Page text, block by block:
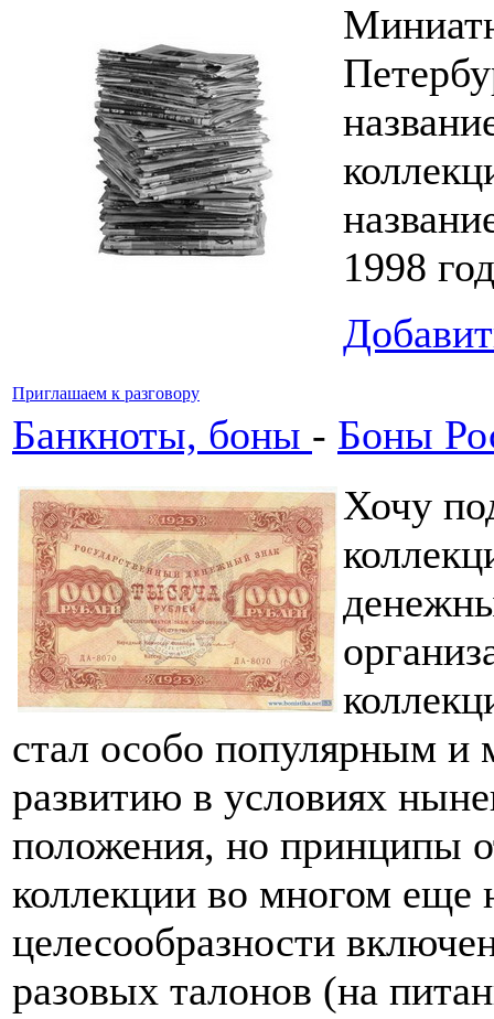
1998
Приглашаем к разговору
Банкноты, боны - Боны
Хочу
стал особо популярным и
развитию в условиях
положения, но принципы
коллекции во многом еще
целесообразности
разовых талонов (на